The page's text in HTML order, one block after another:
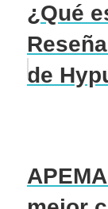
¿Qué
de